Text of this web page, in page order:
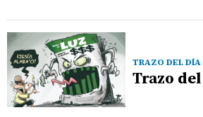
TRAZO DEL DÍA
Trazo